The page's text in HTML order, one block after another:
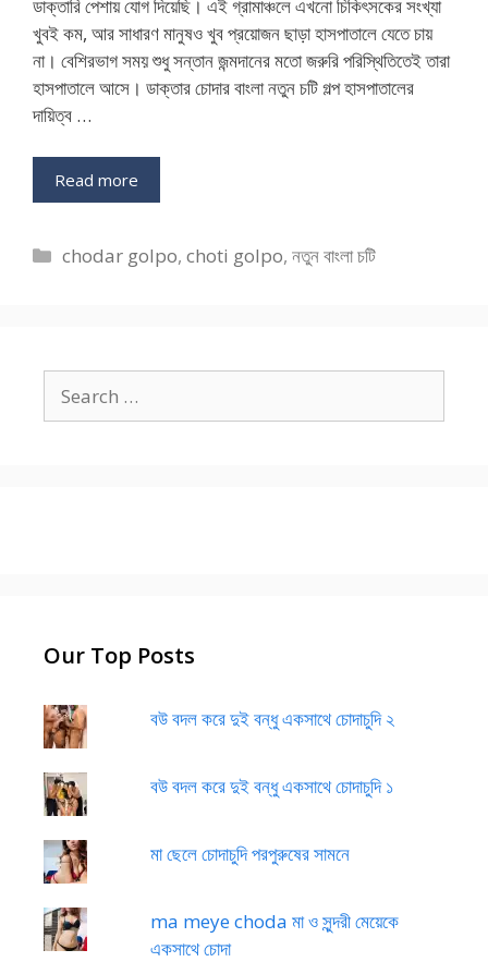
ডাক্তারি পেশায় যোগ দিয়েছি। এই গ্রামাঞ্চলে এখনো চিকিৎসকের সংখ্যা
খুবই কম, আর সাধারণ মানুষও খুব প্রয়োজন ছাড়া হাসপাতালে যেতে চায়
না। বেশিরভাগ সময় শুধু সন্তান জন্মদানের মতো জরুরি পরিস্থিতিতেই তারা
হাসপাতালে আসে। ডাক্তার চোদার বাংলা নতুন চটি গল্প হাসপাতালের
দায়িত্ব …
Read more
Categories
chodar golpo,choti golpo,নতুন বাংলা চটি
for:
Our Top Posts
বউ বদল করে দুই বন্ধু একসাথে চোদাচুদি ২
বউ বদল করে দুই বন্ধু একসাথে চোদাচুদি ১
মা ছেলে চোদাচুদি পরপুরুষের সামনে
ma meye choda মা ও সুন্দরী মেয়েকে
একসাথে চোদা